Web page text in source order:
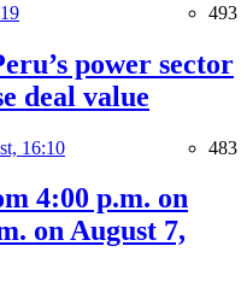
493
power sector
deal value
16:10 483
4:00 p.m. on
on August 7,